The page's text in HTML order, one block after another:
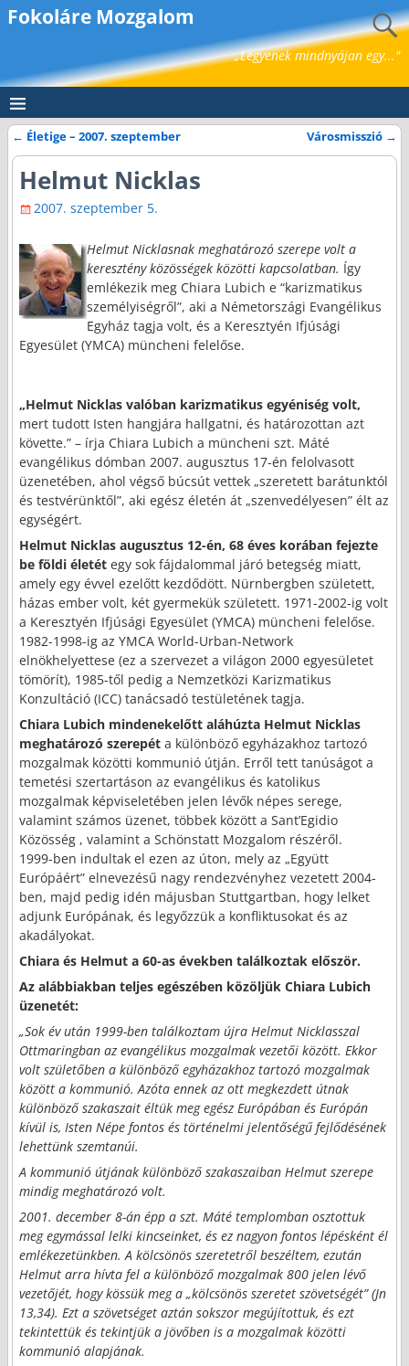
Fokoláre Mozgalom
„Legyenek mindnyájan egy..."
Bejegyzés navigáció
← Életige – 2007. szeptember Városmisszió →
Helmut Nicklas
2007. szeptember 5.
Helmut Nicklasnak meghatározó szerepe volt a
keresztény közösségek közötti kapcsolatban. Így
emlékezik meg Chiara Lubich e “karizmatikus
személyiségről”, aki a Németországi Evangélikus
Egyház tagja volt, és a Keresztyén Ifjúsági
Egyesület (YMCA) müncheni felelőse.
„Helmut Nicklas valóban karizmatikus egyéniség volt,
mert tudott Isten hangjára hallgatni, és határozottan azt
követte.” – írja Chiara Lubich a müncheni szt. Máté
evangélikus dómban 2007. augusztus 17-én felolvasott
üzenetében, ahol végső búcsút vettek „szeretett barátunktól
és testvérünktől”, aki egész életén át „szenvedélyesen” élt az
egységért.
Helmut Nicklas augusztus 12-én, 68 éves korában fejezte
be földi életétegy sok fájdalommal járó betegség miatt,
amely egy évvel ezelőtt kezdődött. Nürnbergben született,
házas ember volt, két gyermekük született. 1971-2002-ig volt
a Keresztyén Ifjúsági Egyesület (YMCA) müncheni felelőse.
1982-1998-ig az YMCA World-Urban-Network
elnökhelyettese (ez a szervezet a világon 2000 egyesületet
tömörít), 1985-től pedig a Nemzetközi Karizmatikus
Konzultáció (ICC) tanácsadó testületének tagja.
Chiara Lubich mindenekelőtt aláhúzta Helmut Nicklas
meghatározó szerepéta különböző egyházakhoz tartozó
mozgalmak közötti kommunió útján. Erről tett tanúságot a
temetési szertartáson az evangélikus és katolikus
mozgalmak képviseletében jelen lévők népes serege,
valamint számos üzenet, többek között a Sant’Egidio
Közösség , valamint a Schönstatt Mozgalom részéről.
1999-ben indultak el ezen az úton, mely az „Együtt
Európáért” elnevezésű nagy rendezvényhez vezetett 2004-
ben, majd pedig idén májusban Stuttgartban, hogy lelket
adjunk Európának, és legyőzzük a konfliktusokat és az
akadályokat.
Chiara és Helmut a 60-as években találkoztak először.
Az alábbiakban teljes egészében közöljük Chiara Lubich
üzenetét:
„Sok év után 1999-ben találkoztam újra Helmut Nicklasszal
Ottmaringban az evangélikus mozgalmak vezetői között. Ekkor
volt születőben a különböző egyházakhoz tartozó mozgalmak
között a kommunió. Azóta ennek az ott megkezdett útnak
különböző szakaszait éltük meg egész Európában és Európán
kívül is, Isten Népe fontos és történelmi jelentőségű fejlődésének
lehettünk szemtanúi.
A kommunió útjának különböző szakaszaiban Helmut szerepe
mindig meghatározó volt.
2001. december 8-án épp a szt. Máté templomban osztottuk
meg egymással lelki kincseinket, és ez nagyon fontos lépésként él
emlékezetünkben. A kölcsönös szeretetről beszéltem, ezután
Helmut arra hívta fel a különböző mozgalmak 800 jelen lévő
vezetőjét, hogy kössük meg a „kölcsönös szeretet szövetségét” (Jn
13,34). Ezt a szövetséget aztán sokszor megújítottuk, és ezt
tekintettük és tekintjük a jövőben is a mozgalmak közötti
kommunió alapjának.